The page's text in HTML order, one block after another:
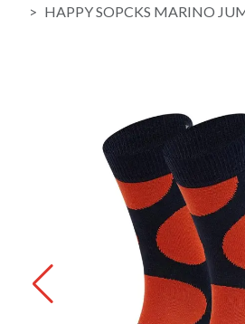
HAPPY SOPCKS MARINO